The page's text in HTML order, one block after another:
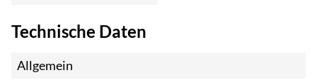
Technische Daten
Allgemein